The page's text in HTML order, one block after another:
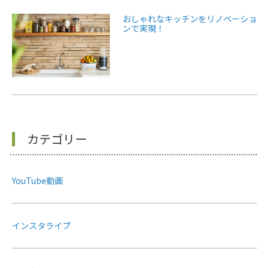
おしゃれなキッチンをリノベーショ
ンで実現！
カテゴリー
YouTube動画
インスタライブ